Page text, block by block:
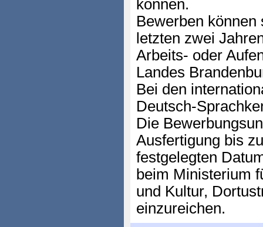
können.
Bewerben können
letzten zwei
Arbeits- oder
Landes
Bei den
Deutsch-
Die
Ausfertigung bis
festgelegten
beim Ministerium
und Kultur,
einzureichen.